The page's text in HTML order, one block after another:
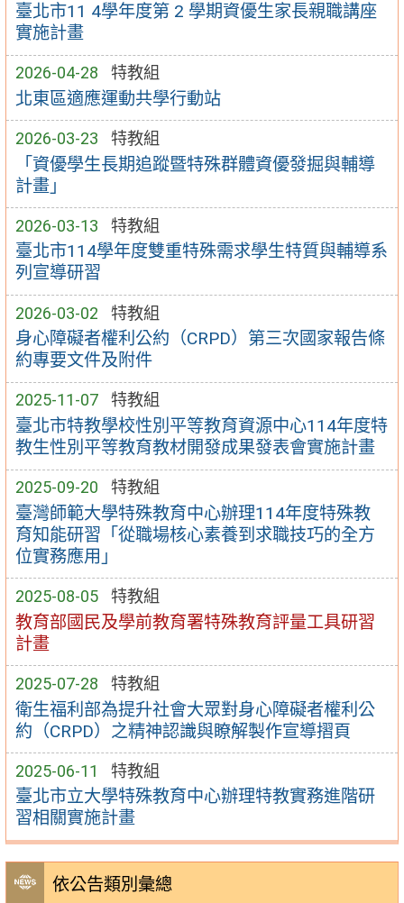
臺北市11 4學年度第 2 學期資優生家長親職講座
實施計畫
2026-04-28 特教組
北東區適應運動共學行動站
2026-03-23 特教組
「資優學生長期追蹤暨特殊群體資優發掘與輔導
計畫」
2026-03-13 特教組
臺北市114學年度雙重特殊需求學生特質與輔導系
列宣導研習
2026-03-02 特教組
身心障礙者權利公約（CRPD）第三次國家報告條
約專要文件及附件
2025-11-07 特教組
臺北市特教學校性別平等教育資源中心114年度特
教生性別平等教育教材開發成果發表會實施計畫
2025-09-20 特教組
臺灣師範大學特殊教育中心辦理114年度特殊教
育知能研習「從職場核心素養到求職技巧的全方
位實務應用」
2025-08-05 特教組
教育部國民及學前教育署特殊教育評量工具研習
計畫
2025-07-28 特教組
衛生福利部為提升社會大眾對身心障礙者權利公
約（CRPD）之精神認識與瞭解製作宣導摺頁
2025-06-11 特教組
臺北市立大學特殊教育中心辦理特教實務進階研
習相關實施計畫
依公告類別彙總